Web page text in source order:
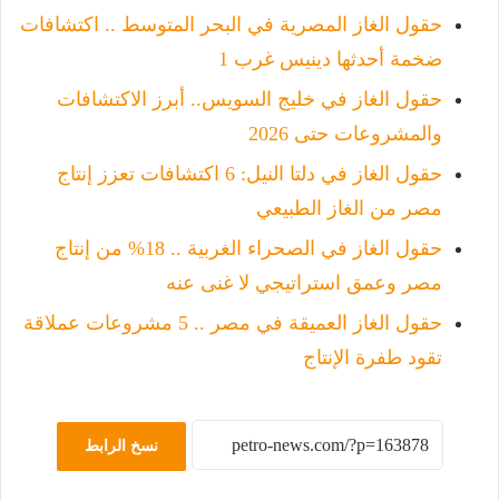
حقول الغاز المصرية في البحر المتوسط .. اكتشافات
ضخمة أحدثها دينيس غرب 1
حقول الغاز في خليج السويس.. أبرز الاكتشافات
والمشروعات حتى 2026
حقول الغاز في دلتا النيل: 6 اكتشافات تعزز إنتاج
مصر من الغاز الطبيعي
حقول الغاز في الصحراء الغربية .. 18% من إنتاج
مصر وعمق استراتيجي لا غنى عنه
حقول الغاز العميقة في مصر .. 5 مشروعات عملاقة
تقود طفرة الإنتاج
نسخ الرابط